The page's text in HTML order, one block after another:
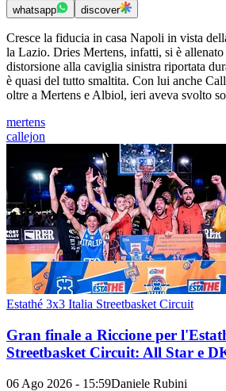
whatsapp discover
Cresce la fiducia in casa Napoli in vista
la Lazio. Dries Mertens, infatti, si è
distorsione alla caviglia sinistra riportata
è quasi del tutto smaltita. Con lui anche
oltre a Mertens e Albiol, ieri aveva svolto
mertens
callejon
Estathé 3x3 Italia Streetbasket Circuit
Gran finale a Riccione per
Streetbasket Circuit: All Star e
06 Ago 2026 - 15:59Daniele Rubini